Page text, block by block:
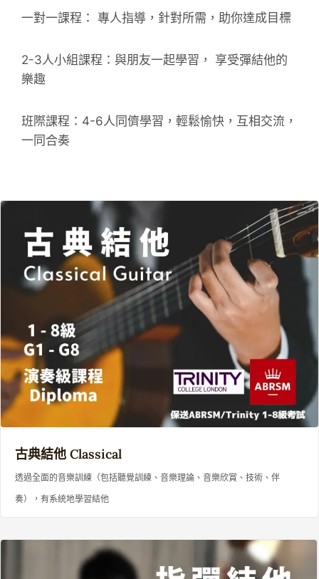
一對一課程： 專人指導，針對所需，助你達成目標
2-3人小組課程：與朋友一起學習， 享受彈結他的
樂趣
班際課程：4-6人同儕學習，輕鬆愉快，互相交流，
一同合奏
古典結他 Classical
透過全面的音樂訓練（包括聽覺訓練、音樂理論、音樂欣賞、技術、伴
奏），有系統地學習結他